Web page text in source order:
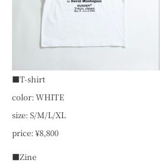
■T-shirt
color: WHITE
size: S/M/L/XL
price: ¥8,800
■Zine